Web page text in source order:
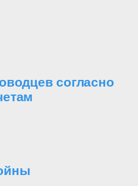
согласно